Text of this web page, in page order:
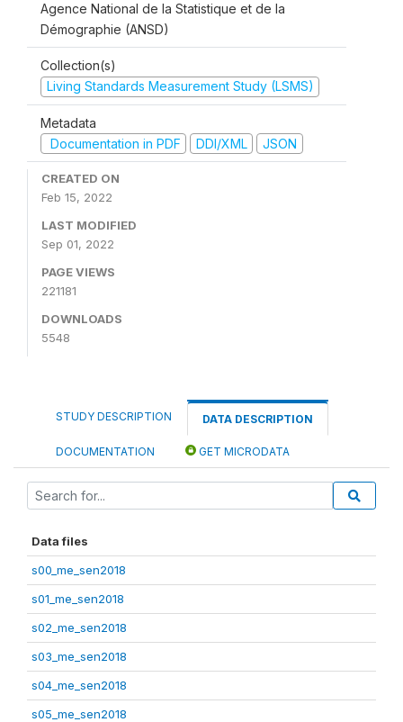
Agence National de la Statistique et de la
Démographie (ANSD)
Collection(s)
Living Standards Measurement Study (LSMS)
Metadata
Documentation in PDF
DDI/XML JSON
CREATED ON
Feb 15, 2022
LAST MODIFIED
Sep 01, 2022
PAGE VIEWS
221181
DOWNLOADS
5548
STUDY DESCRIPTION DATA DESCRIPTION
DOCUMENTATION GET MICRODATA
Data files
s00_me_sen2018
s01_me_sen2018
s02_me_sen2018
s03_me_sen2018
s04_me_sen2018
s05_me_sen2018